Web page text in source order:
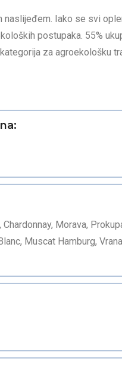
naslijeđem. Iako se svi
postupaka. 55%
za agroekološku
Morava,
Muscat Hamburg,